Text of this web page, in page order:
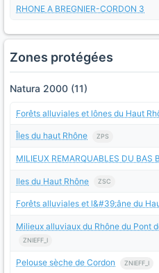
RHONE A BREGNIER-CORDON 3
Zones protégées
Natura 2000 (11)
Forêts alluviales et lônes du Haut
Îles du haut Rhône ZPS
MILIEUX REMARQUABLES DU BAS
Iles du Haut Rhône ZSC
Forêts alluviales et l&#39;âne du
Milieux alluviaux du Rhône du Pont
ZNIEFF_I
Pelouse sèche de Cordon ZNIEFF_I